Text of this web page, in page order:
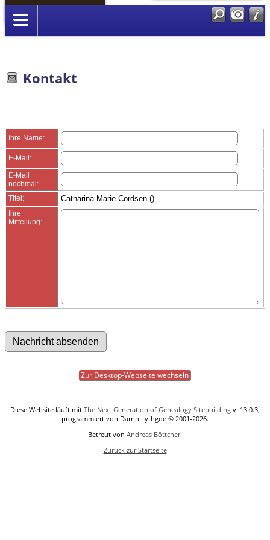
Anmelden
Kontakt
Ihre Name:
E-Mail:
E-Mail
nochmal:
Titel:
Catharina Marie Cordsen ()
Ihre
Mitteilung:
Zur Desktop-Webseite wechseln
Diese Website läuft mit The Next Generation of Genealogy Sitebuilding v. 13.0.3,
programmiert von Darrin Lythgoe © 2001-2026.
Betreut von Andreas Böttcher.
Zurück zur Startseite